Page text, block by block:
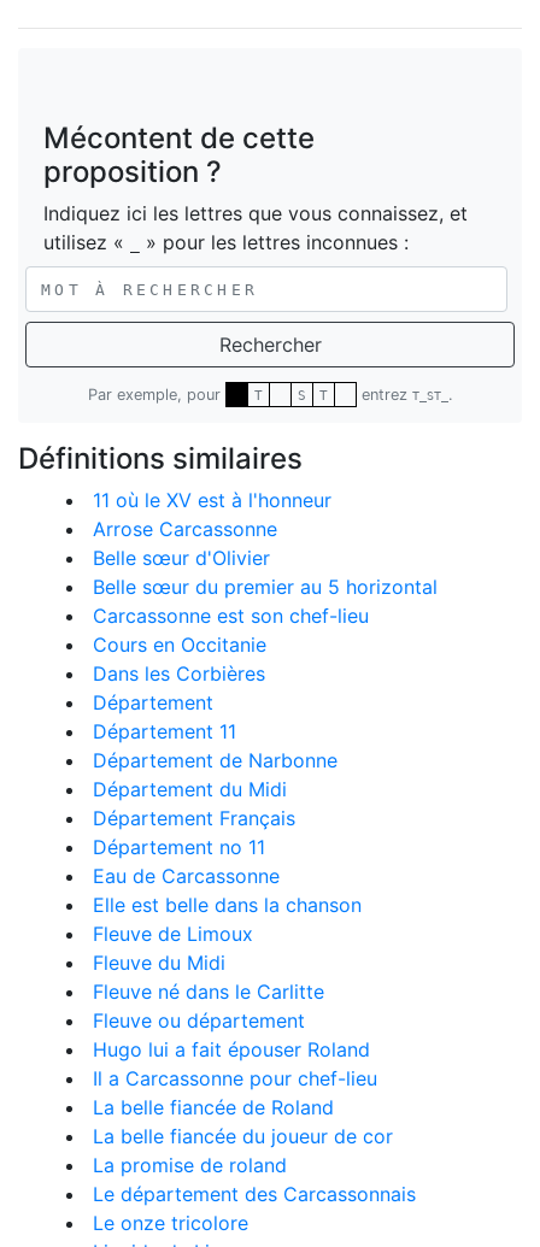
Mécontent de cette
proposition ?
Indiquez ici les lettres que vous connaissez, et
utilisez «
» pour les lettres inconnues :
Rechercher
Par exemple, pour T S T entrez T_ST_ .
Définitions similaires
11 où le XV est à l'honneur
Arrose Carcassonne
Belle sœur d'Olivier
Belle sœur du premier au 5 horizontal
Carcassonne est son chef-lieu
Cours en Occitanie
Dans les Corbières
Département
Département 11
Département de Narbonne
Département du Midi
Département Français
Département no 11
Eau de Carcassonne
Elle est belle dans la chanson
Fleuve de Limoux
Fleuve du Midi
Fleuve né dans le Carlitte
Fleuve ou département
Hugo lui a fait épouser Roland
Il a Carcassonne pour chef-lieu
La belle fiancée de Roland
La belle fiancée du joueur de cor
La promise de roland
Le département des Carcassonnais
Le onze tricolore